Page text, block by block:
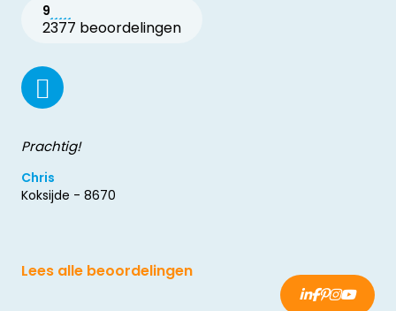
9
2377 beoordelingen
Prachtig!
Chris
Koksijde - 8670
Lees alle beoordelingen